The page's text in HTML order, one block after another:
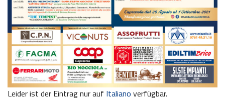
Leider ist der Eintrag nur auf Italiano verfügbar.